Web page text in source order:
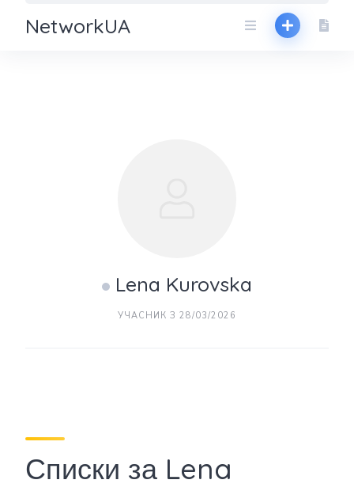
NetworkUA
Lena Kurovska
УЧАСНИК З 28/03/2026
Списки за Lena